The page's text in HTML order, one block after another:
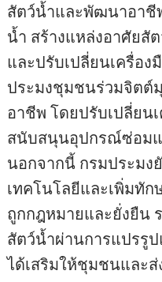
สัตว์น้ำและพัฒนาอาชี
น้ำ สร้างแหล่งอาศัยสั
และปรับเปลี่ยนเครื่อง
ประมงชุมชนร่วมจิตต์
อาชีพ โดยปรับเปลี่ยน
สนับสนุนอุปกรณ์ซ่อมแ
นอกจากนี้ กรมประมง
เทคโนโลยีและเพิ่มทัก
ถูกกฎหมายและยั่งยืน
สัตว์น้ำผ่านการแปรรูป
ได้เสริมให้ชุมชนและส่